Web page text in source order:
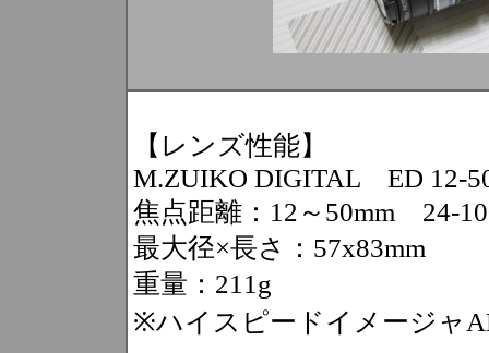
【レンズ性能】
M.ZUIKO DIGITAL ED 12-
焦点距離：12～50mm 24-
最大径×長さ：57x83mm
重量：211g
※ハイスピードイメージャ